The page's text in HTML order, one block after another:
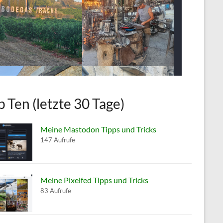
Ten (letzte 30 Tage)
Meine Mastodon Tipps und Tricks
147 Aufrufe
Meine Pixelfed Tipps und Tricks
83 Aufrufe